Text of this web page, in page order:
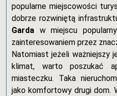
popularne miejscowości
dobrze rozwiniętą
Garda w miejscu
zainteresowaniem przez
Natomiast jeżeli ważniejszy
klimat, warto poszukać
miasteczku. Taka
jako komfortowy drugi dom.